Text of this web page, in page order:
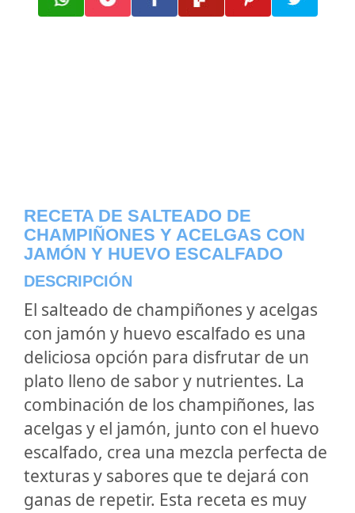
RECETA DE SALTEADO DE
CHAMPIÑONES Y ACELGAS CON
JAMÓN Y HUEVO ESCALFADO
DESCRIPCIÓN
El salteado de champiñones y acelgas
con jamón y huevo escalfado es una
deliciosa opción para disfrutar de un
plato lleno de sabor y nutrientes. La
combinación de los champiñones, las
acelgas y el jamón, junto con el huevo
escalfado, crea una mezcla perfecta de
texturas y sabores que te dejará con
ganas de repetir. Esta receta es muy